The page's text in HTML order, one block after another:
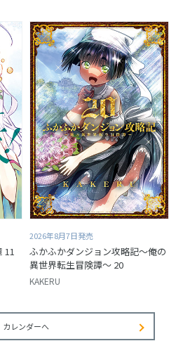
11
2026年8月7日発売
ふかふかダンジョン攻略記～俺の
異世界転生冒険譚～ 20
KAKERU
カレンダーへ